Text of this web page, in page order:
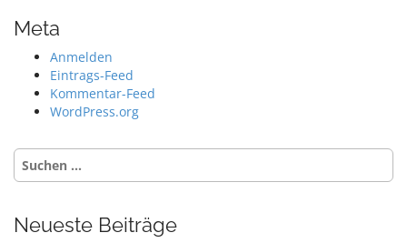
Meta
Anmelden
Eintrags-Feed
Kommentar-Feed
WordPress.org
Suche
nach:
Neueste Beiträge